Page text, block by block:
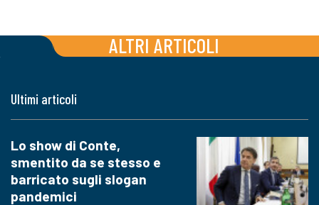
ALTRI ARTICOLI
Ultimi articoli
Lo show di Conte,
smentito da se stesso e
barricato sugli slogan
pandemici